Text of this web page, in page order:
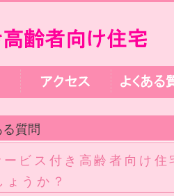
質問
ビス付き高齢者向け住
ょうか？